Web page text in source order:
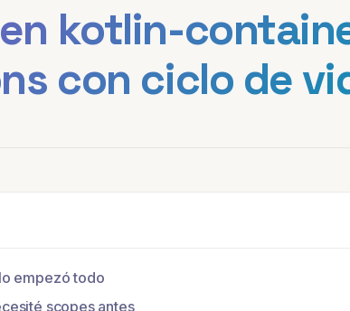
kotlin-
con ciclo de
empezó todo
scopes antes